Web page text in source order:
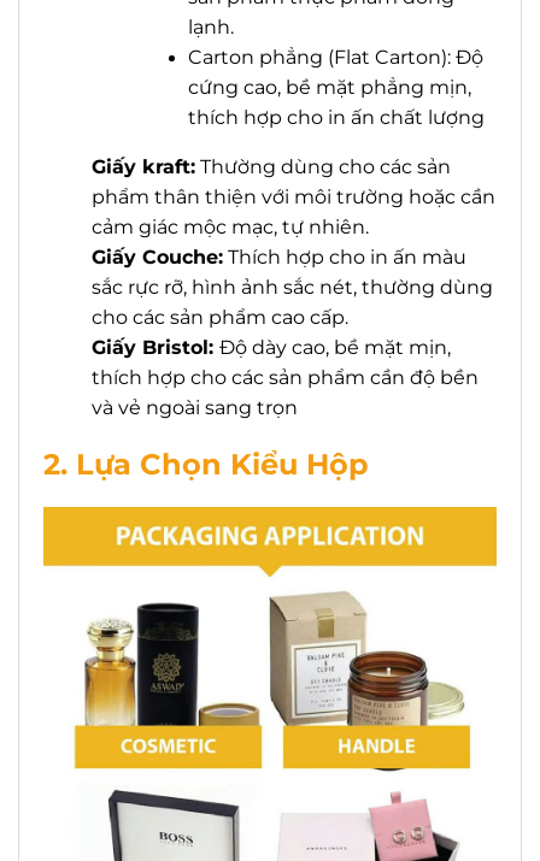
lạnh.
Carton phẳng (Flat Carton): Độ
cứng cao, bề mặt phẳng mịn,
thích hợp cho in ấn chất lượng
Giấy kraft: Thường dùng cho các sản
phẩm thân thiện với môi trường hoặc cần
cảm giác mộc mạc, tự nhiên.
Giấy Couche: Thích hợp cho in ấn màu
sắc rực rỡ, hình ảnh sắc nét, thường dùng
cho các sản phẩm cao cấp.
Giấy Bristol: Độ dày cao, bề mặt mịn,
thích hợp cho các sản phẩm cần độ bền
và vẻ ngoài sang trọn
2. Lựa Chọn Kiểu Hộp